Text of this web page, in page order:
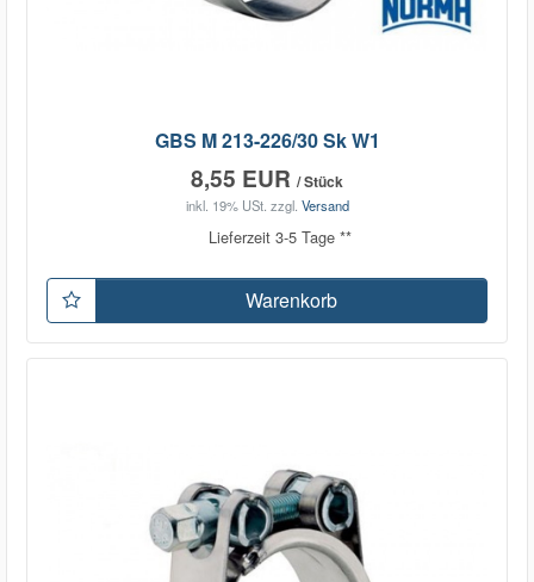
GBS M 213-226/30 Sk W1
8,55 EUR / Stück
inkl. 19% USt. zzgl. Versand
Lieferzeit 3-5 Tage **
Warenkorb